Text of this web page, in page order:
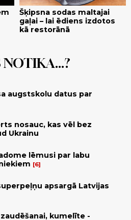
Šķipsna sodas maltajai
gaļai – lai ēdiens izdotos
kā restorānā
NOTIKA...?
augstskolu datus par
nosauc, kas vēl bez
Ukrainu
lēmusi par labu
6
apsargā Latvijas
kumelīte -